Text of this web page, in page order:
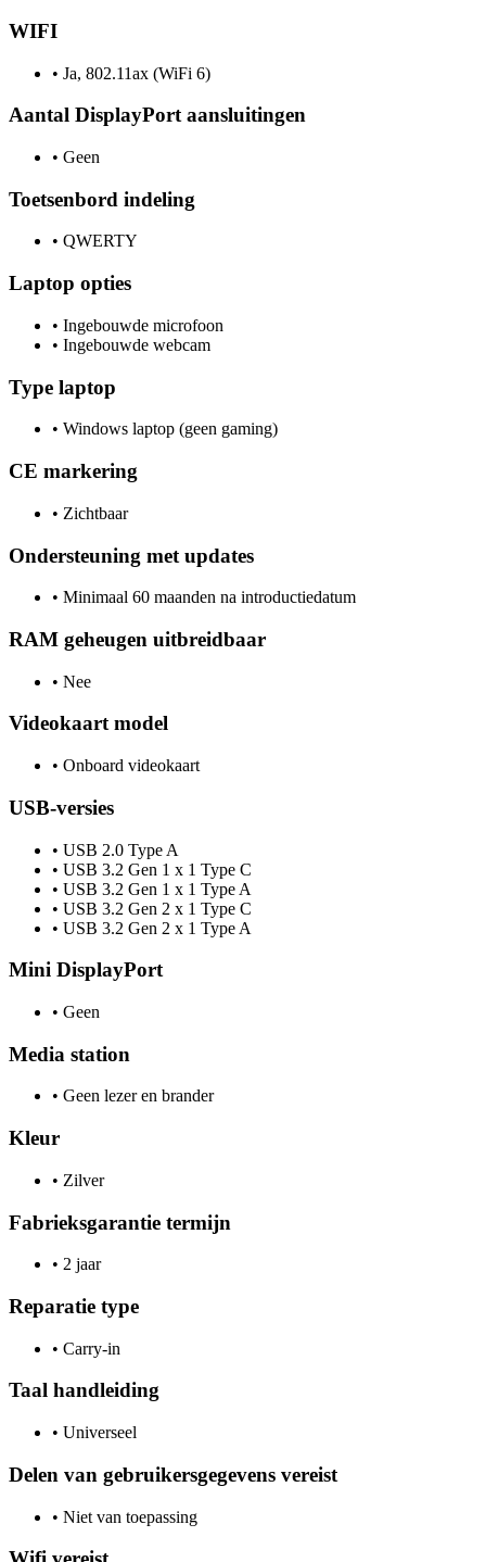
WIFI
• Ja, 802.11ax (WiFi 6)
Aantal DisplayPort aansluitingen
• Geen
Toetsenbord indeling
• QWERTY
Laptop opties
• Ingebouwde microfoon
• Ingebouwde webcam
Type laptop
• Windows laptop (geen gaming)
CE markering
• Zichtbaar
Ondersteuning met updates
• Minimaal 60 maanden na introductiedatum
RAM geheugen uitbreidbaar
• Nee
Videokaart model
• Onboard videokaart
USB-versies
• USB 2.0 Type A
• USB 3.2 Gen 1 x 1 Type C
• USB 3.2 Gen 1 x 1 Type A
• USB 3.2 Gen 2 x 1 Type C
• USB 3.2 Gen 2 x 1 Type A
Mini DisplayPort
• Geen
Media station
• Geen lezer en brander
Kleur
• Zilver
Fabrieksgarantie termijn
• 2 jaar
Reparatie type
• Carry-in
Taal handleiding
• Universeel
Delen van gebruikersgegevens vereist
• Niet van toepassing